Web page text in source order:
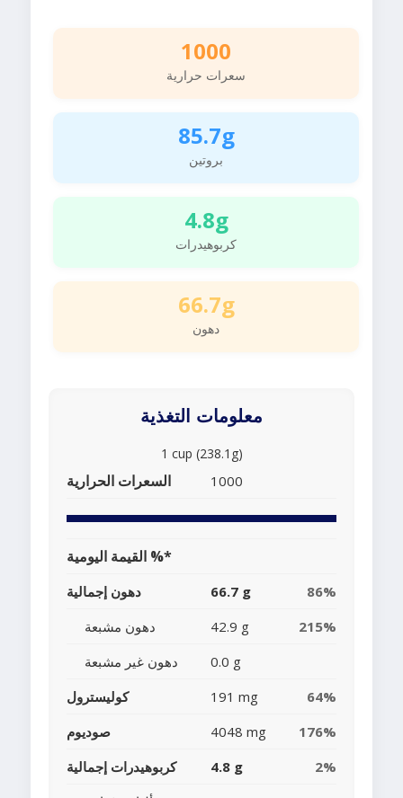
1000
سعرات حرارية
85.7g
بروتين
4.8g
كربوهيدرات
66.7g
دهون
معلومات التغذية
1 cup (238.1g)
السعرات الحرارية 1000
القيمة اليومية %*
دهون إجمالية 66.7 g
86%
دهون مشبعة
42.9 g
215%
دهون غير مشبعة
0.0 g
كوليسترول
191 mg
64%
صوديوم
4048 mg
176%
كربوهيدرات إجمالية
4.8 g
2%